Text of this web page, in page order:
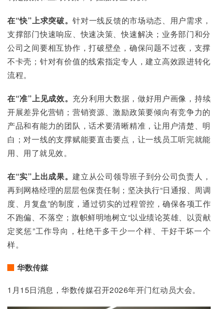
在“快”上求突破。针对一线反馈的市场动态、用户需求，
支撑部门快速响应、快速决策、快速解决；业务部门和分
公司之间要相互协作，打破壁垒，确保问题不过夜，支撑
不卡壳；针对有价值的线索指定专人，建立高效跟进转化
流程。
在“准”上见成效。 充分利用大数据，做好用户画像，持续
开展差异化营销；营销资源、激励政策要倾向有竞争力的
产品和有能力的团队，话术要清晰精准，让用户清楚、明
白；对一线的支撑赋能要直击要点，让一线员工听完就能
用、用了就见效。
在“实”上出成果。建立从公司领导班子到分公司负责人，
再到网格经理的层层包保责任制；坚决执行“日通报、周调
度、月复盘”的制度，通过切实的过程管控，确保各项工作
不跑偏、不落空；旗帜鲜明地树立“以业绩论英雄、以贡献
定奖惩”工作导向，杜绝干多干少一个样、干好干坏一个
样。
华数传媒
1月15日消息，华数传媒召开2026年开门红动员大会。